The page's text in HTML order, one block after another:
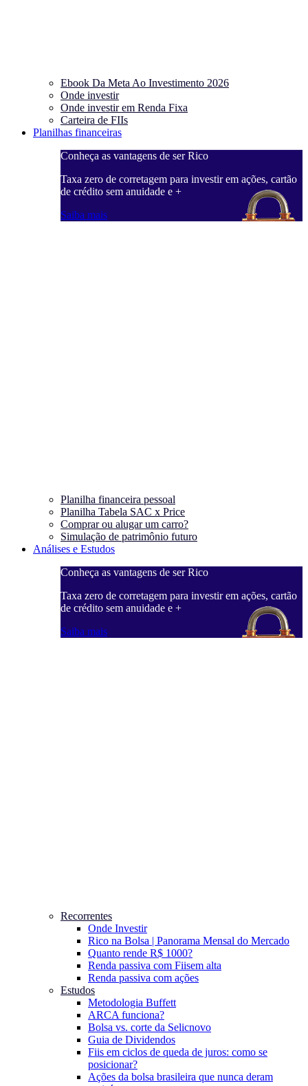
Ebook Da Meta Ao Investimento 2026
Onde investir
Onde investir em Renda Fixa
Carteira de FIIs
Planilhas financeiras
Conheça as vantagens de ser Rico
Taxa zero de corretagem para investir em ações, cartão
de crédito sem anuidade e +
Saiba mais
Planilha financeira pessoal
Planilha Tabela SAC x Price
Comprar ou alugar um carro?
Simulação de patrimônio futuro
Análises e Estudos
Conheça as vantagens de ser Rico
Taxa zero de corretagem para investir em ações, cartão
de crédito sem anuidade e +
Saiba mais
Recorrentes
Onde Investir
Rico na Bolsa | Panorama Mensal do Mercado
Quanto rende R$ 1000?
Renda passiva com Fiisem alta
Renda passiva com ações
Estudos
Metodologia Buffett
ARCA funciona?
Bolsa vs. corte da Selicnovo
Guia de Dividendos
Fiis em ciclos de queda de juros: como se
posicionar?
Ações da bolsa brasileira que nunca deram